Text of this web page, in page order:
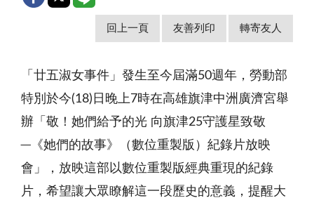
回上一頁 友善列印 轉寄友人
「廿五淑女事件」發生至今屆滿50週年，勞動部
特別於今(18)日晚上7時在高雄旗津中洲廣濟宮舉
辦「敬！她們給予的光 向旗津25守護星致敬
─《她們的故事》（數位重製版）紀錄片放映
會」，放映這部以數位重製版經典重現的紀錄
片，希望讓大眾瞭解這一段歷史的意義，提醒大